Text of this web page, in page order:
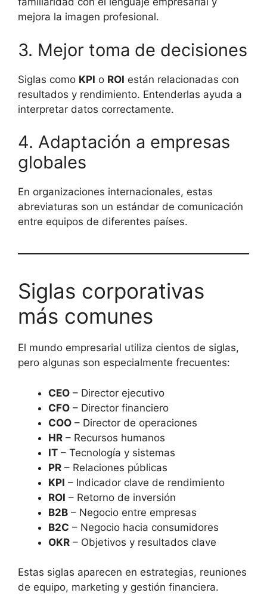
mejora la imagen profesional.
3. Mejor toma de decisiones
Siglas como KPI o ROI están relacionadas con
resultados y rendimiento. Entenderlas ayuda a
interpretar datos correctamente.
4. Adaptación a empresas
globales
En organizaciones internacionales, estas
abreviaturas son un estándar de comunicación
entre equipos de diferentes países.
Siglas corporativas
más comunes
El mundo empresarial utiliza cientos de siglas,
pero algunas son especialmente frecuentes:
CEO – Director ejecutivo
CFO – Director financiero
COO – Director de operaciones
HR – Recursos humanos
IT – Tecnología y sistemas
PR – Relaciones públicas
KPI – Indicador clave de rendimiento
ROI – Retorno de inversión
B2B – Negocio entre empresas
B2C – Negocio hacia consumidores
OKR – Objetivos y resultados clave
Estas siglas aparecen en estrategias, reuniones
de equipo, marketing y gestión financiera.